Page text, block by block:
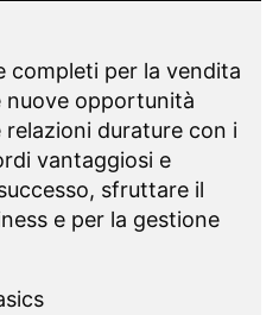
completi per la vendita
nuove opportunità
durature con i
vantaggiosi e
sfruttare il
e per la gestione